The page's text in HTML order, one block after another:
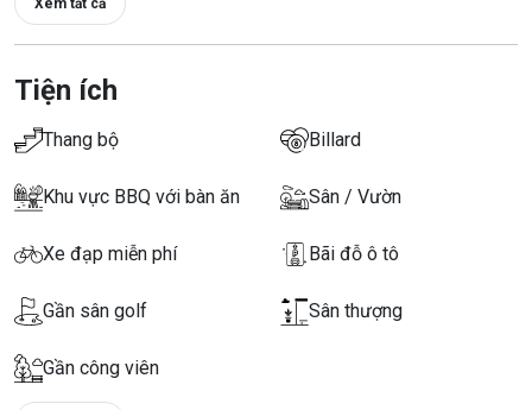
Xem tất cả
Tiện ích
Thang bộ Billard
Khu vực BBQ với bàn ăn Sân / Vườn
Xe đạp miễn phí Bãi đỗ ô tô
Gần sân golf Sân thượng
Gần công viên